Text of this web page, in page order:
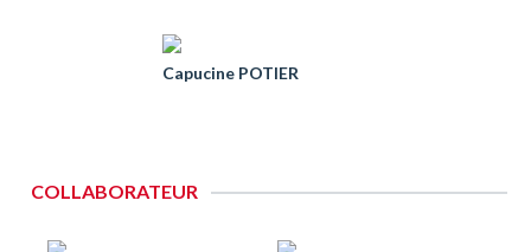
Capucine POTIER
COLLABORATEUR